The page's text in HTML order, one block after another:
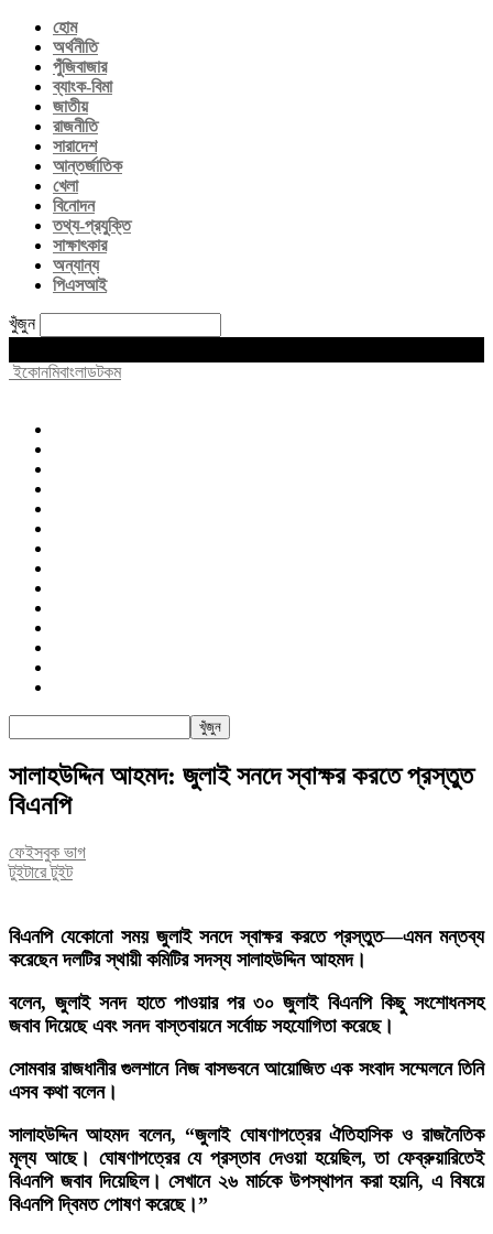
হোম
অর্থনীতি
পুঁজিবাজার
ব্যাংক-বিমা
জাতীয়
রাজনীতি
সারাদেশ
আন্তর্জাতিক
খেলা
বিনোদন
তথ্য-প্রযুক্তি
সাক্ষাৎকার
অন্যান্য
পিএসআই
খুঁজুন
ইকোনমিবাংলাডটকম
সালাহউদ্দিন আহমদ: জুলাই সনদে স্বাক্ষর করতে প্রস্তুত
বিএনপি
ফেইসবুক ভাগ
টুইটারে টুইট
বিএনপি যেকোনো সময় জুলাই সনদে স্বাক্ষর করতে প্রস্তুত—এমন মন্তব্য
করেছেন দলটির স্থায়ী কমিটির সদস্য সালাহউদ্দিন আহমদ।
বলেন, জুলাই সনদ হাতে পাওয়ার পর ৩০ জুলাই বিএনপি কিছু সংশোধনসহ
জবাব দিয়েছে এবং সনদ বাস্তবায়নে সর্বোচ্চ সহযোগিতা করেছে।
সোমবার রাজধানীর গুলশানে নিজ বাসভবনে আয়োজিত এক সংবাদ সম্মেলনে তিনি
এসব কথা বলেন।
সালাহউদ্দিন আহমদ বলেন, “জুলাই ঘোষণাপত্রের ঐতিহাসিক ও রাজনৈতিক
মূল্য আছে। ঘোষণাপত্রের যে প্রস্তাব দেওয়া হয়েছিল, তা ফেব্রুয়ারিতেই
বিএনপি জবাব দিয়েছিল। সেখানে ২৬ মার্চকে উপস্থাপন করা হয়নি, এ বিষয়ে
বিএনপি দ্বিমত পোষণ করেছে।”